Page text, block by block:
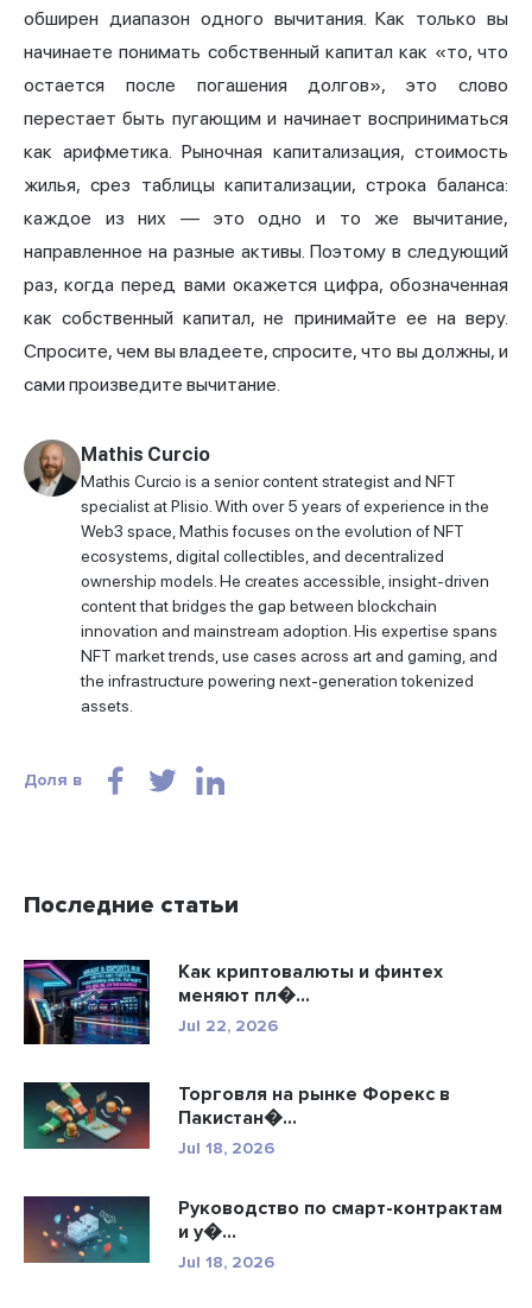
обширен диапазон одного вычитания. Как только вы
начинаете понимать собственный капитал как «то, что
остается после погашения долгов», это слово
перестает быть пугающим и начинает восприниматься
как арифметика. Рыночная капитализация, стоимость
жилья, срез таблицы капитализации, строка баланса:
каждое из них — это одно и то же вычитание,
направленное на разные активы. Поэтому в следующий
раз, когда перед вами окажется цифра, обозначенная
как собственный капитал, не принимайте ее на веру.
Спросите, чем вы владеете, спросите, что вы должны, и
сами произведите вычитание.
Mathis Curcio
Mathis Curcio is a senior content strategist and NFT
specialist at Plisio. With over 5 years of experience in the
Web3 space, Mathis focuses on the evolution of NFT
ecosystems, digital collectibles, and decentralized
ownership models. He creates accessible, insight-driven
content that bridges the gap between blockchain
innovation and mainstream adoption. His expertise spans
NFT market trends, use cases across art and gaming, and
the infrastructure powering next-generation tokenized
assets.
Доля в
Последние статьи
Как криптовалюты и финтех
меняют пл�...
Jul 22, 2026
Торговля на рынке Форекс в
Пакистан�...
Jul 18, 2026
Руководство по смарт-контрактам
и у�...
Jul 18, 2026